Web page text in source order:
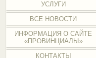
УСЛУГИ
ВСЕ НОВОСТИ
ИНФОРМАЦИЯ О САЙТЕ
«ПРОВИНЦИАЛЫ»
КОНТАКТЫ